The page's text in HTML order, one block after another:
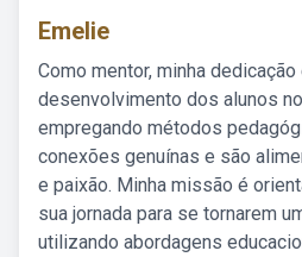
Emelie
Como mentor, minha
desenvolvimento dos alunos
empregando métodos
conexões genuínas e são
e paixão. Minha missão é
sua jornada para se tornarem
utilizando abordagens